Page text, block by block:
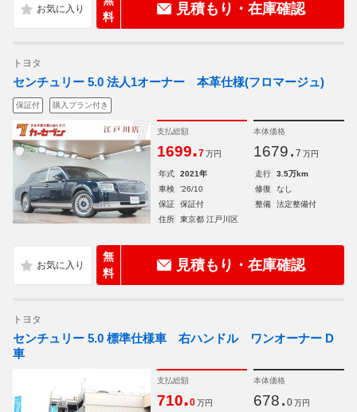
料
見積もり・在庫確認
トヨタ
センチュリー 5.0 法人1オーナー 本革仕様(フロマージュ)
保証付 購入プラン付き
支払総額
1699.7 万円
本体価格
1679. 7 万円
年式 2021年 走行
3.5万km
車検
'26/10 修復
なし
保証
保証付 整備
法定整備付
住所
東京都 江戸川区
無
料
見積もり・在庫確認
トヨタ
センチュリー 5.0 標準仕様車 右ハンドル ワンオーナー D
車
支払総額
710.0 万円
本体価格
678. 0 万円